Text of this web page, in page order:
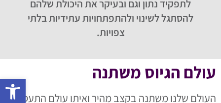
לתפקיד נתון וגם ובעיקר את היכולת שלהם
להסתגל לשינוי ולהתפתחויות עתידיות בלתי
צפויות.
עולם הגיוס משתנה
העולם שלנו משתנה בקצב מהיר ואיתו עולם התעסוקה.